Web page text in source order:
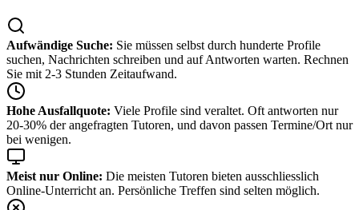
Aufwändige Suche: Sie müssen selbst durch hunderte Profile
suchen, Nachrichten schreiben und auf Antworten warten. Rechnen
Sie mit 2-3 Stunden Zeitaufwand.
Hohe Ausfallquote: Viele Profile sind veraltet. Oft antworten nur
20-30% der angefragten Tutoren, und davon passen Termine/Ort nur
bei wenigen.
Meist nur Online: Die meisten Tutoren bieten ausschliesslich
Online-Unterricht an. Persönliche Treffen sind selten möglich.